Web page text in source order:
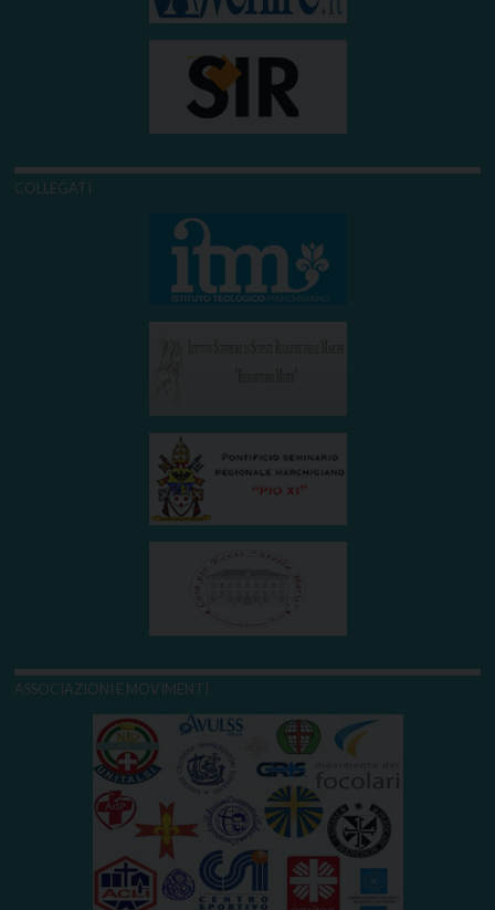
COLLEGATI
ASSOCIAZIONI E MOVIMENTI